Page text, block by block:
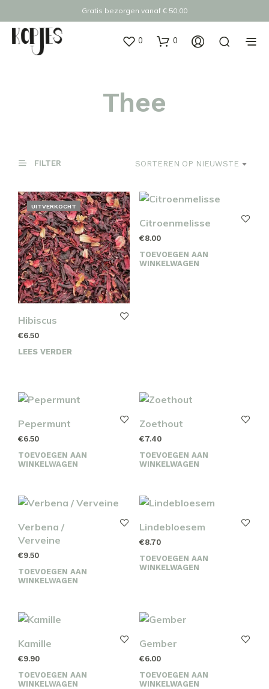
Gratis bezorgen vanaf € 50,00
0 0
Thee
FILTER SORTEREN OP NIEUWSTE
UITVERKOCHT
Hibiscus
€6.50
LEES VERDER
Citroenmelisse
€8.00
TOEVOEGEN AAN
WINKELWAGEN
Pepermunt
€6.50
TOEVOEGEN AAN
WINKELWAGEN
Zoethout
€7.40
TOEVOEGEN AAN
WINKELWAGEN
Verbena /
Verveine
€9.50
TOEVOEGEN AAN
WINKELWAGEN
Lindebloesem
€8.70
TOEVOEGEN AAN
WINKELWAGEN
Kamille
€9.90
TOEVOEGEN AAN
WINKELWAGEN
Gember
€6.00
TOEVOEGEN AAN
WINKELWAGEN